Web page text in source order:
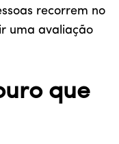
recorrem no
uma avaliação
que